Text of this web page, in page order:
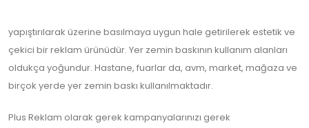
yapıştırılarak üzerine basılmaya uygun hale getirilerek estetik ve
çekici bir reklam ürünüdür. Yer zemin baskının kullanım alanları
oldukça yoğundur. Hastane, fuarlar da, avm, market, mağaza ve
birçok yerde yer zemin baskı kullanılmaktadır.
Plus Reklam olarak gerek kampanyalarınızı gerek